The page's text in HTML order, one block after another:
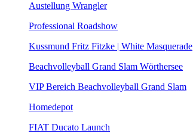
Austellung Wrangler
Professional Roadshow
Kussmund Fritz Fitzke | White Masquerade
Beachvolleyball Grand Slam Wörthersee
VIP Bereich Beachvolleyball Grand Slam
Homedepot
FIAT Ducato Launch